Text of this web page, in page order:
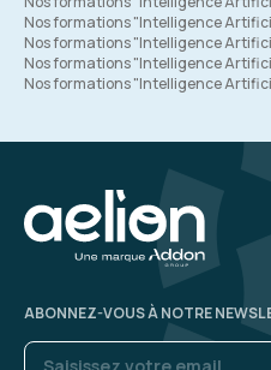
Nos formations "Intelligence
Nos formations "Intelligence
Nos formations "Intelligence
Nos formations "Intelligence
ABONNEZ-VOUS À NOTRE